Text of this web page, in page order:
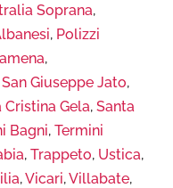
Soprana,
, Polizzi
,
San Giuseppe Jato,
Cristina Gela, Santa
Bagni, Termini
, Trappeto, Ustica,
,Vicari,Villabate,